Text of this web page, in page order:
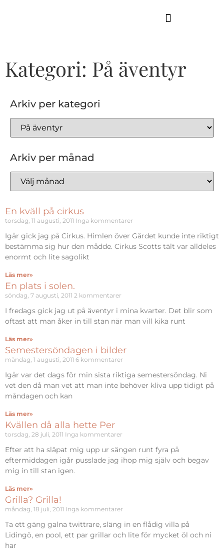
Kategori: På äventyr
Arkiv per kategori
Arkiv per månad
En kväll på cirkus
torsdag, 11 augusti, 2011 Inga kommentarer
Igår gick jag på Cirkus. Himlen över Gärdet kunde inte riktigt
bestämma sig hur den mådde. Cirkus Scotts tält var alldeles
enormt och lite sagolikt
Läs mer»
En plats i solen.
söndag, 7 augusti, 2011 2 kommentarer
I fredags gick jag ut på äventyr i mina kvarter. Det blir som
oftast att man åker in till stan när man vill kika runt
Läs mer»
Semestersöndagen i bilder
måndag, 1 augusti, 2011 6 kommentarer
Igår var det dags för min sista riktiga semestersöndag. Ni
vet den då man vet att man inte behöver kliva upp tidigt på
måndagen och kan
Läs mer»
Kvällen då alla hette Per
torsdag, 28 juli, 2011 Inga kommentarer
Efter att ha släpat mig upp ur sängen runt fyra på
eftermiddagen igår pusslade jag ihop mig själv och begav
mig in till stan igen.
Läs mer»
Grilla? Grilla!
måndag, 18 juli, 2011 Inga kommentarer
Ta ett gäng galna twittrare, släng in en flådig villa på
Lidingö, en pool, ett par grillar och lite för mycket öl och ni
har